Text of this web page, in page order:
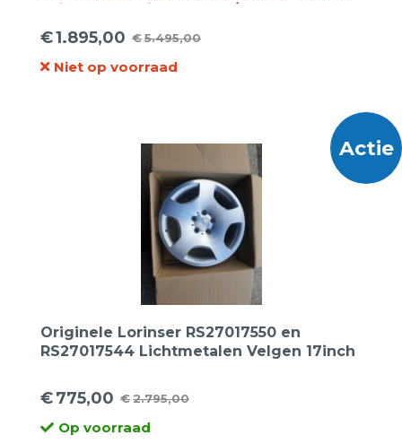
20inch + Continental 275/50R20 113W
Sportcontact-5 MO XL zomerbanden.
€5.495,00
Oorspronkelijke
prijs
€1.895,00
Huidige
prijs
Niet op voorraad
Actie
Originele Lorinser RS27017550 en
RS27017544 Lichtmetalen Velgen 17inch
€2.795,00
Oorspronkelijke
prijs
€775,00
Huidige
prijsOp voorraad